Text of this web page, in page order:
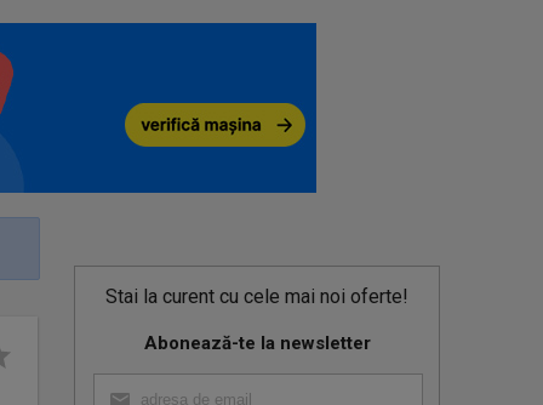
Stai la curent cu cele mai noi oferte!
Abonează-te la newsletter